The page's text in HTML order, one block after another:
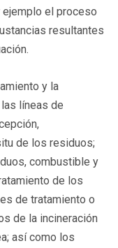
el proceso
resultantes
y la
líneas de
de los residuos;
combustible y
de los
de tratamiento o
de la incineración
así como los